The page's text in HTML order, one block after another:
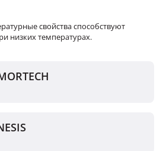
свойства способствуют
низких температурах.